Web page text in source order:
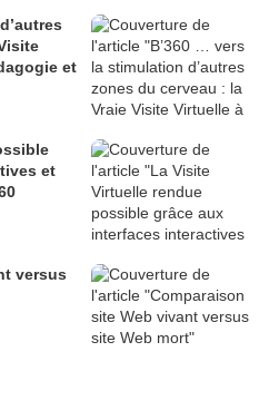
et
et
versus